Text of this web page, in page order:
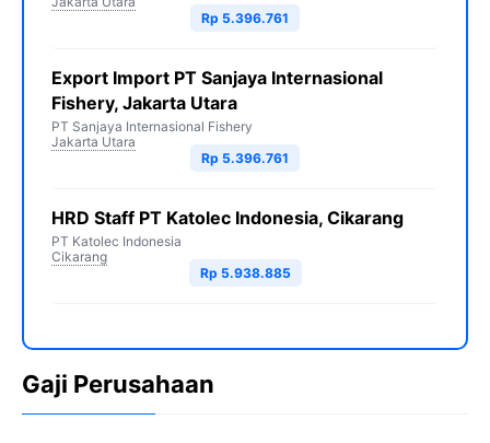
Rp 5.396.761
Export Import PT Sanjaya Internasional
Fishery, Jakarta Utara
PT Sanjaya Internasional Fishery
Jakarta Utara
Rp 5.396.761
HRD Staff PT Katolec Indonesia, Cikarang
PT Katolec Indonesia
Cikarang
Rp 5.938.885
Gaji Perusahaan